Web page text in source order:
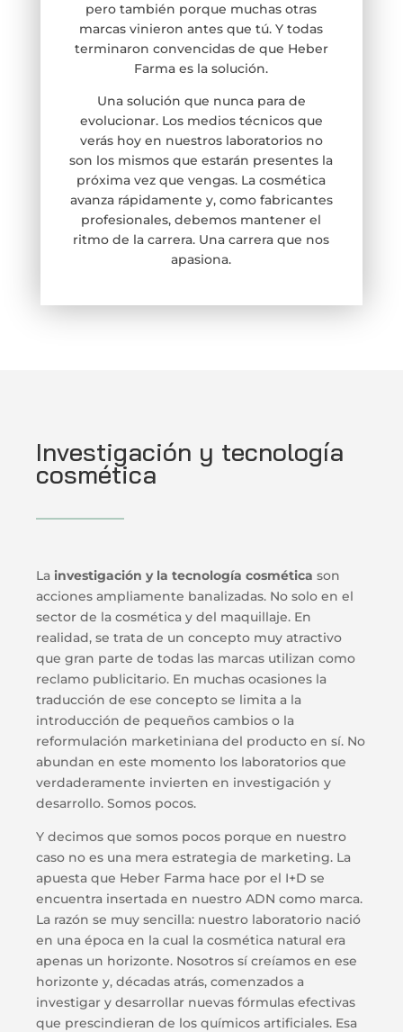
pero también porque muchas otras
marcas vinieron antes que tú. Y todas
terminaron convencidas de que Heber
Farma es la solución.
Una solución que nunca para de
evolucionar. Los medios técnicos que
verás hoy en nuestros laboratorios no
son los mismos que estarán presentes la
próxima vez que vengas. La cosmética
avanza rápidamente y, como fabricantes
profesionales, debemos mantener el
ritmo de la carrera. Una carrera que nos
apasiona.
Investigación y tecnología
cosmética
La investigación y la tecnología cosmética son
acciones ampliamente banalizadas. No solo en el
sector de la cosmética y del maquillaje. En
realidad, se trata de un concepto muy atractivo
que gran parte de todas las marcas utilizan como
reclamo publicitario. En muchas ocasiones la
traducción de ese concepto se limita a la
introducción de pequeños cambios o la
reformulación marketiniana del producto en sí. No
abundan en este momento los laboratorios que
verdaderamente invierten en investigación y
desarrollo. Somos pocos.
Y decimos que somos pocos porque en nuestro
caso no es una mera estrategia de marketing. La
apuesta que Heber Farma hace por el I+D se
encuentra insertada en nuestro ADN como marca.
La razón se muy sencilla: nuestro laboratorio nació
en una época en la cual la cosmética natural era
apenas un horizonte. Nosotros sí creíamos en ese
horizonte y, décadas atrás, comenzados a
investigar y desarrollar nuevas fórmulas efectivas
que prescindieran de los químicos artificiales. Esa